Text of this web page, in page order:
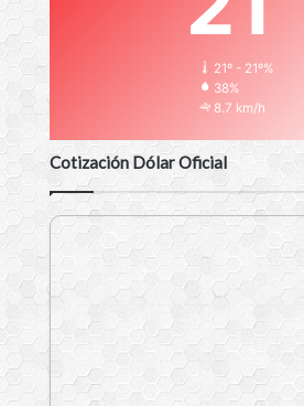
21º - 21º%
38%
8.7 km/h
Cotización Dólar Oficial